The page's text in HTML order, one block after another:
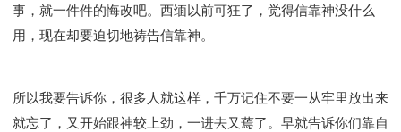
事，就一件件的悔改吧。西缅以前可狂了，觉得信靠神没什么
用，现在却要迫切地祷告信靠神。
所以我要告诉你，很多人就这样，千万记住不要一从牢里放出来
就忘了，又开始跟神较上劲，一进去又蔫了。早就告诉你们靠自